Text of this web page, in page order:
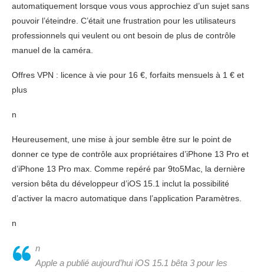
automatiquement lorsque vous vous approchiez d’un sujet sans
pouvoir l’éteindre. C’était une frustration pour les utilisateurs
professionnels qui veulent ou ont besoin de plus de contrôle
manuel de la caméra.
Offres VPN : licence à vie pour 16 €, forfaits mensuels à 1 € et
plus
n
Heureusement, une mise à jour semble être sur le point de
donner ce type de contrôle aux propriétaires d’iPhone 13 Pro et
d’iPhone 13 Pro max. Comme repéré par 9to5Mac, la dernière
version bêta du développeur d’iOS 15.1 inclut la possibilité
d’activer la macro automatique dans l’application Paramètres.
n
n
Apple a publié aujourd’hui iOS 15.1 bêta 3 pour les